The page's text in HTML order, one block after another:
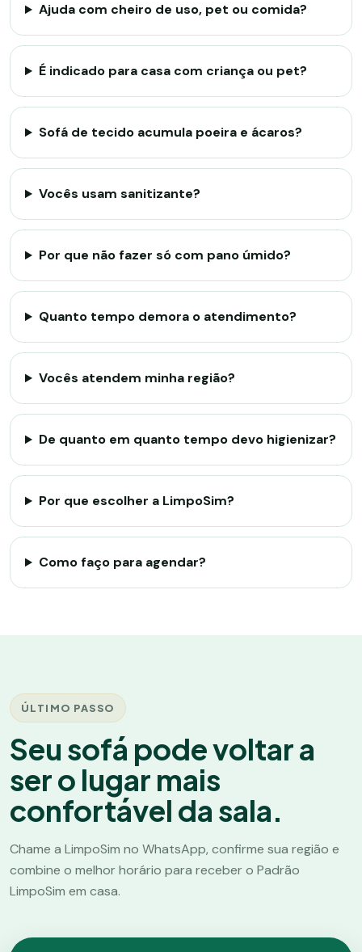
Ajuda com cheiro de uso, pet ou comida?
É indicado para casa com criança ou pet?
Sofá de tecido acumula poeira e ácaros?
Vocês usam sanitizante?
Por que não fazer só com pano úmido?
Quanto tempo demora o atendimento?
Vocês atendem minha região?
De quanto em quanto tempo devo higienizar?
Por que escolher a LimpoSim?
Como faço para agendar?
ÚLTIMO PASSO
Seu sofá pode voltar a
ser o lugar mais
confortável da sala.
Chame a LimpoSim no WhatsApp, confirme sua região e
combine o melhor horário para receber o Padrão
LimpoSim em casa.